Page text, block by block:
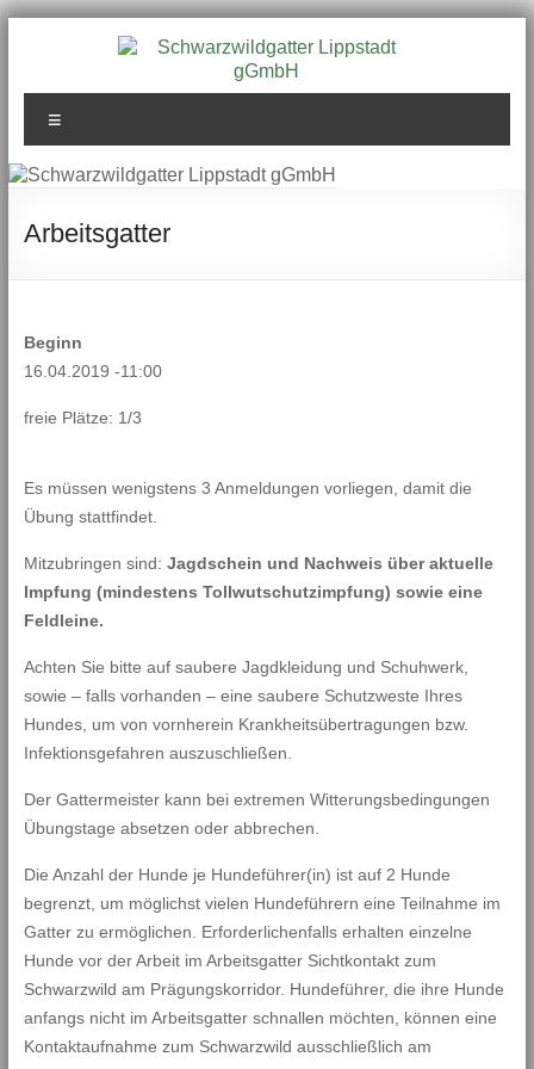
Schwarzwildgatter
Lippstadt gGmbH
Arbeitsgatter
Beginn
16.04.2019 -11:00
freie Plätze: 1/3
Es müssen wenigstens 3 Anmeldungen vorliegen, damit die
Übung stattfindet.
Mitzubringen sind: Jagdschein und Nachweis über aktuelle
Impfung (mindestens Tollwutschutzimpfung) sowie eine
Feldleine.
Achten Sie bitte auf saubere Jagdkleidung und Schuhwerk,
sowie – falls vorhanden – eine saubere Schutzweste Ihres
Hundes, um von vornherein Krankheitsübertragungen bzw.
Infektionsgefahren auszuschließen.
Der Gattermeister kann bei extremen Witterungsbedingungen
Übungstage absetzen oder abbrechen.
Die Anzahl der Hunde je Hundeführer(in) ist auf 2 Hunde
begrenzt, um möglichst vielen Hundeführern eine Teilnahme im
Gatter zu ermöglichen. Erforderlichenfalls erhalten einzelne
Hunde vor der Arbeit im Arbeitsgatter Sichtkontakt zum
Schwarzwild am Prägungskorridor. Hundeführer, die ihre Hunde
anfangs nicht im Arbeitsgatter schnallen möchten, können eine
Kontaktaufnahme zum Schwarzwild ausschließlich am